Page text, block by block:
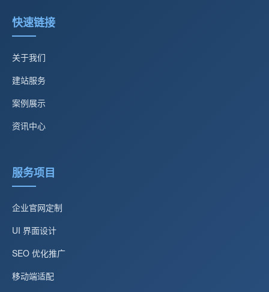
快速链接
关于我们
建站服务
案例展示
资讯中心
服务项目
企业官网定制
UI 界面设计
SEO 优化推广
移动端适配